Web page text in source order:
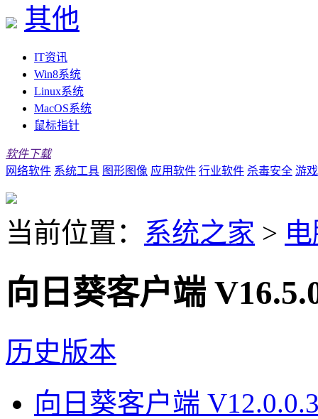
其他
IT资讯
Win8系统
Linux系统
MacOS系统
鼠标指针
软件下载
网络软件 系统工具 图形图像 应用软件 行业软件 杀毒安全 游
当前位置： 系统之家 >
向日葵客户端
历史版本
向日葵客户端